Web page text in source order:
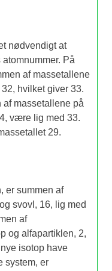
nødvendigt at
På
af massetallene
hvilket giver 33.
af massetallene på
være lig med 33.
29.
er summen af
svovl, 16, lig med
af
og alfapartiklen, 2,
isotop have
system, er